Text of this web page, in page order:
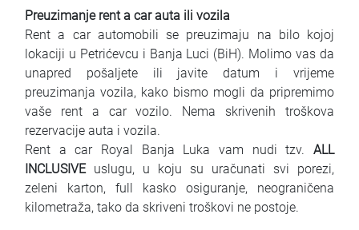
Preuzimanje rent a car auta ili vozila
Rent a car automobili se preuzimaju na bilo kojoj
lokaciji u Petrićevcu i Banja Luci (BiH). Molimo vas da
unapred pošaljete ili javite datum i vrijeme
preuzimanja vozila, kako bismo mogli da pripremimo
vaše rent a car vozilo. Nema skrivenih troškova
rezervacije auta i vozila.
Rent a car Royal Banja Luka vam nudi tzv. ALL
INCLUSIVEuslugu, u koju su uračunati svi porezi,
zeleni karton, full kasko osiguranje, neograničena
kilometraža, tako da skriveni troškovi ne postoje.